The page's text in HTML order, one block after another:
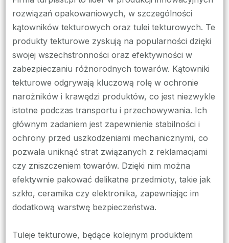
rozwiązań opakowaniowych, w szczególności
kątowników tekturowych oraz tulei tekturowych. Te
produkty tekturowe zyskują na popularności dzięki
swojej wszechstronności oraz efektywności w
zabezpieczaniu różnorodnych towarów. Kątowniki
tekturowe odgrywają kluczową rolę w ochronie
narożników i krawędzi produktów, co jest niezwykle
istotne podczas transportu i przechowywania. Ich
głównym zadaniem jest zapewnienie stabilności i
ochrony przed uszkodzeniami mechanicznymi, co
pozwala uniknąć strat związanych z reklamacjami
czy zniszczeniem towarów. Dzięki nim można
efektywnie pakować delikatne przedmioty, takie jak
szkło, ceramika czy elektronika, zapewniając im
dodatkową warstwę bezpieczeństwa.
Tuleje tekturowe, będące kolejnym produktem